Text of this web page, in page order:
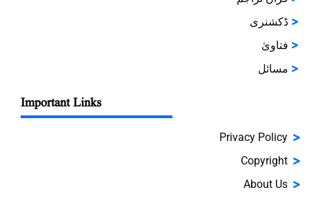
ڈکشنری
فتاویٰ
مسائل
Important Links
Privacy Policy
Copyright
About Us